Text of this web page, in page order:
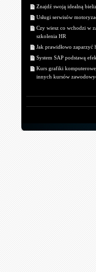
Znajdź swoją idealną
Usługi serwisów
Czy wiesz co wchodzi w
szkolenia HR
Jak prawidłowo zaparzyć
System SAP podstawą
Kurs grafiki
innych kursów